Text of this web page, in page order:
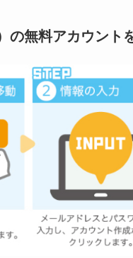
の無料アカウント